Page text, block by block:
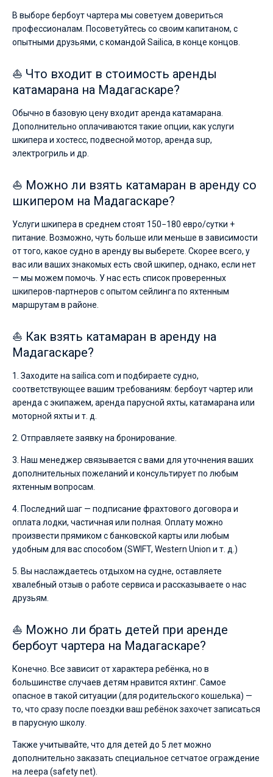
В выборе бербоут чартера мы советуем довериться
профессионалам. Посоветуйтесь со своим капитаном, с
опытными друзьями, с командой Sailica, в конце концов.
⛵ Что входит в стоимость аренды
катамарана на Мадагаскаре?
Обычно в базовую цену входит аренда катамарана.
Дополнительно оплачиваются такие опции, как услуги
шкипера и хостесс, подвесной мотор, аренда sup,
электрогриль и др.
⛵ Можно ли взять катамаран в аренду со
шкипером на Мадагаскаре?
Услуги шкипера в среднем стоят 150−180 евро/сутки +
питание. Возможно, чуть больше или меньше в зависимости
от того, какое судно в аренду вы выберете. Скорее всего, у
вас или ваших знакомых есть свой шкипер, однако, если нет
— мы можем помочь. У нас есть список проверенных
шкиперов-партнеров с опытом сейлинга по яхтенным
маршрутам в районе.
⛵ Как взять катамаран в аренду на
Мадагаскаре?
1. Заходите на sailica.com и подбираете судно,
соответствующее вашим требованиям: бербоут чартер или
аренда с экипажем, аренда парусной яхты, катамарана или
моторной яхты и т. д.
2. Отправляете заявку на бронирование.
3. Наш менеджер связывается с вами для уточнения ваших
дополнительных пожеланий и консультирует по любым
яхтенным вопросам.
4. Последний шаг — подписание фрахтового договора и
оплата лодки, частичная или полная. Оплату можно
произвести прямиком с банковской карты или любым
удобным для вас способом (SWIFT, Western Union и т. д.)
5. Вы наслаждаетесь отдыхом на судне, оставляете
хвалебный отзыв о работе сервиса и рассказываете о нас
друзьям.
⛵ Можно ли брать детей при аренде
бербоут чартера на Мадагаскаре?
Конечно. Все зависит от характера ребёнка, но в
большинстве случаев детям нравится яхтинг. Самое
опасное в такой ситуации (для родительского кошелька) —
то, что сразу после поездки ваш ребёнок захочет записаться
в парусную школу.
Также учитывайте, что для детей до 5 лет можно
дополнительно заказать специальное сетчатое ограждение
на леера (safety net).